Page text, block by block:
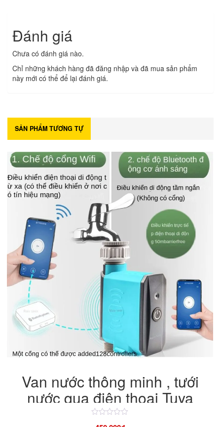
Đánh giá
Chưa có đánh giá nào.
Chỉ những khách hàng đã đăng nhập và đã mua sản phẩm
này mới có thể để lại đánh giá.
SẢN PHẨM TƯƠNG TỰ
Van nước thông minh , tưới
nước qua điện thoại Tuya
bluetooth